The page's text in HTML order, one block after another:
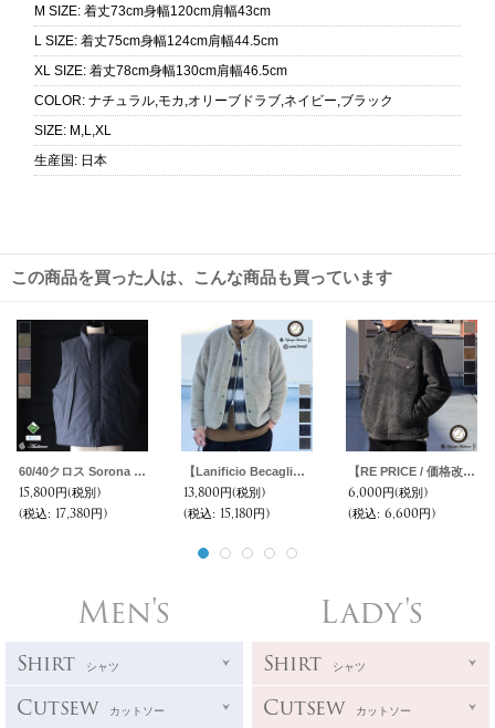
M SIZE: 着丈73cm身幅120cm肩幅43cm
L SIZE: 着丈75cm身幅124cm肩幅44.5cm
XL SIZE: 着丈78cm身幅130cm肩幅46.5cm
COLOR: ナチュラル,モカ,オリーブドラブ,ネイビー,ブラック
SIZE: M,L,XL
生産国 : 日本
この商品を買った人は、こんな商品も買っています
60/40クロス Sorona Dupont（ソロナ/デュポン社製）中綿 PCU LEVEL7 ベスト【送料無料】 / Audience
15,800円(税別)
(税込: 17,380円)
【Lanificio Becagli（ベッカリー）】トスカーナボア スナップジャケット【MADE IN JAPAN】『日本製』/ Upscape Audience
13,800円(税別)
(税込: 15,180円)
【RE PRICE / 価格改定】【Lanificio Becagli（ベッカリー）】トスカーナボア スナップT【MADE IN JAPAN】『日本製』/ Upscape Audience
6,000円(税別)
(税込: 6,600円)
Men's
Shirt シャツ
Cutsew カットソー
Lady's
Shirt シャツ
Cutsew カットソー